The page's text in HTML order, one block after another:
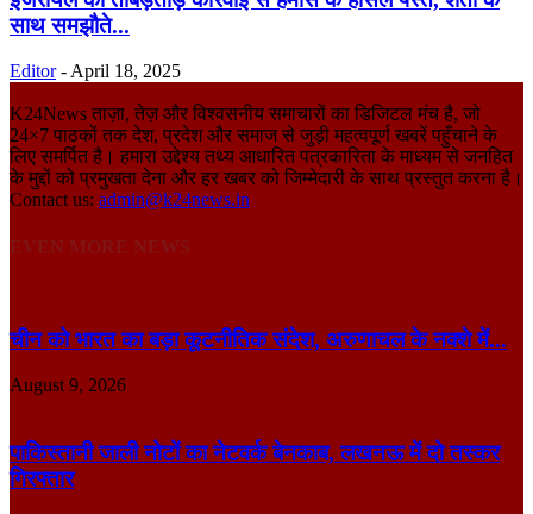
साथ समझौते...
Editor -April 18, 2025
K24News ताज़ा, तेज़ और विश्वसनीय समाचारों का डिजिटल मंच है, जो
24×7 पाठकों तक देश, प्रदेश और समाज से जुड़ी महत्वपूर्ण खबरें पहुँचाने के
लिए समर्पित है। हमारा उद्देश्य तथ्य आधारित पत्रकारिता के माध्यम से जनहित
के मुद्दों को प्रमुखता देना और हर खबर को जिम्मेदारी के साथ प्रस्तुत करना है।
Contact us: admin@k24news.in
चीन को भारत का बड़ा कूटनीतिक संदेश, अरुणाचल के नक्शे में...
August 9, 2026
पाकिस्तानी जाली नोटों का नेटवर्क बेनकाब, लखनऊ में दो तस्कर
गिरफ्तार